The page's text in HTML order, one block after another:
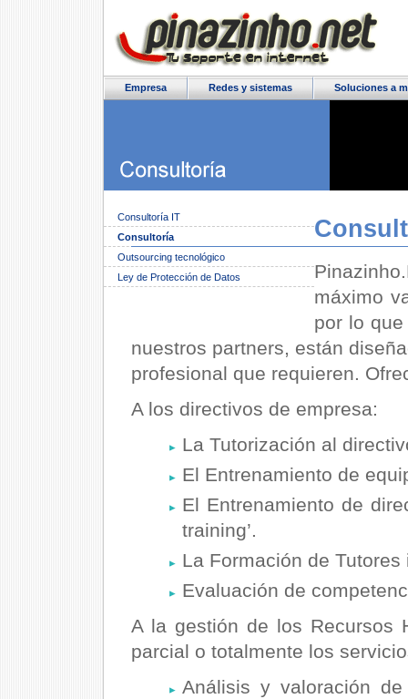
Empresa Redes y sistemas Soluciones a
Consultoría IT
Consultoría
Outsourcing tecnológico
Ley de Protección de Datos
máximo
por lo
nuestros partners, están
profesional que requieren.
A los directivos de empresa:
La Tutorización al
El Entrenamiento de
El Entrenamiento de
training’.
La Formación de
Evaluación de
A la gestión de los Recursos
parcial o totalmente los
Análisis y valoración